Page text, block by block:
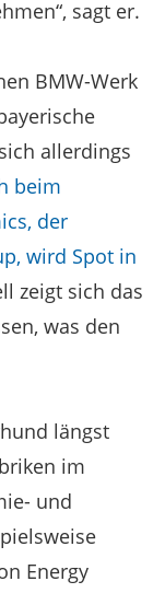
sagt er.
BMW-Werk
allerdings
beim
der
wird Spot in
zeigt sich das
was den
längst
im
und
Energy